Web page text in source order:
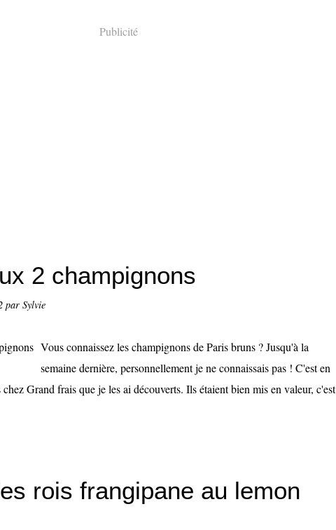
Publicité
2 champignons
par Sylvie
Vous connaissez les champignons de Paris bruns ? Jusqu'à la
semaine dernière, personnellement je ne connaissais pas ! C'est en
Grand frais que je les ai découverts. Ils étaient bien mis en valeur, c'est
rois frangipane au lemon